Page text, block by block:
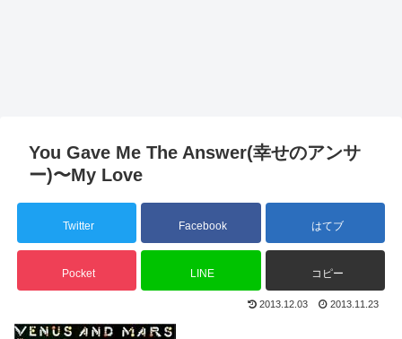
You Gave Me The Answer(幸せのアンサ
ー)〜My Love
Twitter Facebook はてブ
Pocket LINE コピー
2013.12.03 2013.11.23